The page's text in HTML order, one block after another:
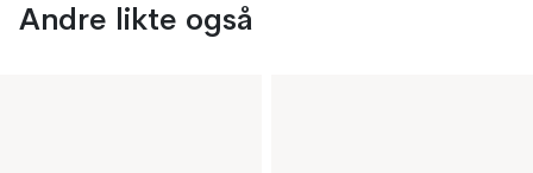
Andre likte også